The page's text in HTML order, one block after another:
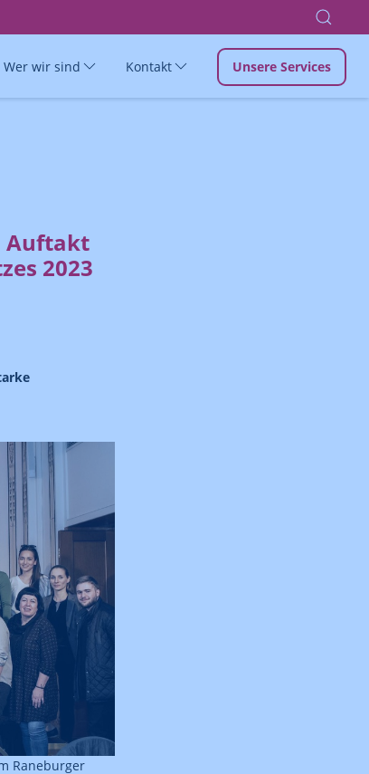
Wer wir sind Kontakt Unsere Services
Auftakt
2023
Raneburger